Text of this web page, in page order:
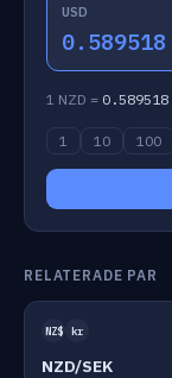
USD
0.589518
1 NZD = 0.589518
1 10 100
RELATERADE PAR
NZ$ kr
NZD/SEK